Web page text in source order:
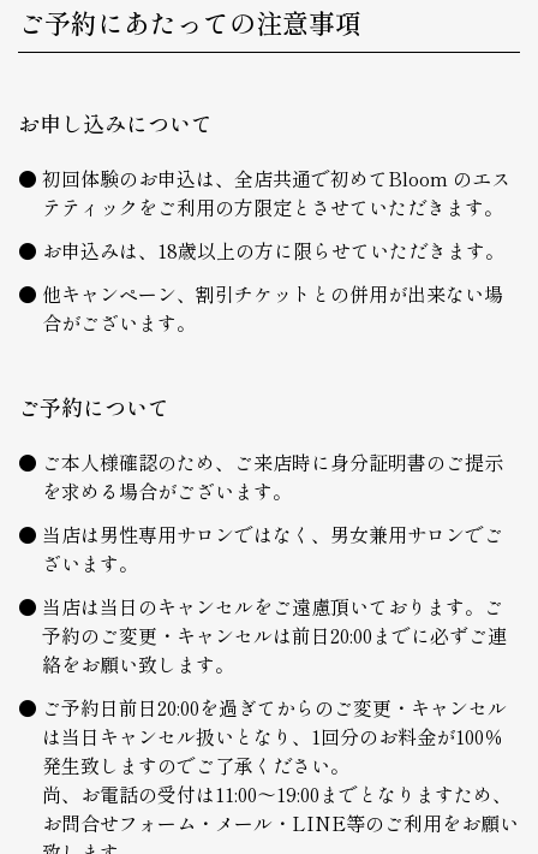
ご予約にあたっての注意事項
お申し込みについて
初回体験のお申込は、全店共通で初めてBloom のエス
テティックをご利用の方限定とさせていただきます。
お申込みは、18歳以上の方に限らせていただきます。
他キャンペーン、割引チケットとの併用が出来ない場
合がございます。
ご予約について
ご本人様確認のため、ご来店時に身分証明書のご提示
を求める場合がございます。
当店は男性専用サロンではなく、男女兼用サロンでご
ざいます。
当店は当日のキャンセルをご遠慮頂いております。ご
予約のご変更・キャンセルは前日20:00までに必ずご連
絡をお願い致します。
ご予約日前日20:00を過ぎてからのご変更・キャンセル
は当日キャンセル扱いとなり、1回分のお料金が100％
発生致しますのでご了承ください。
尚、お電話の受付は11:00～19:00までとなりますため、
お問合せフォーム・メール・LINE等のご利用をお願い